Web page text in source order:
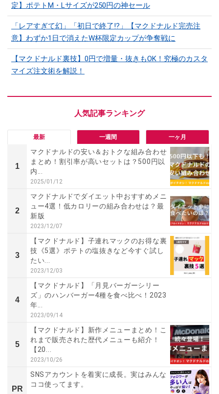
定】ポテトM・Lサイズが250円の神セール
「レアすぎて幻」「初日で終了!?」【マクドナルド完売注
意】わずか1日で消えたW杯限定カップが争奪戦に
【マクドナルド裏技】0円で増量・抜きもOK！究極のカスタ
マイズ注文術を解説！
最新 一週間 一ヶ月
1
マクドナルドの安い＆おトクな組み合わせ
まとめ！割引率が高いセットは？500円以
内...
2025/01/12
2
マクドナルドでダイエット中おすすめメニ
ュー4選！低カロリーの組み合わせは？最
新版
2023/12/07
3
【マクドナルド】子連れマックのお得な裏
技《5選》ポテトの塩抜きなど今すぐ試し
たい...
2023/12/03
4
【マクドナルド】「月見バーガーシリー
ズ」のハンバーガー4種を食べ比べ！2023
年...
2023/09/14
5
【マクドナルド】新作メニューまとめ！こ
れまで販売された歴代メニューも紹介！
【20...
2023/10/26
PR
SNSアカウントを着実に成長。実はみんな
ココ使ってます。